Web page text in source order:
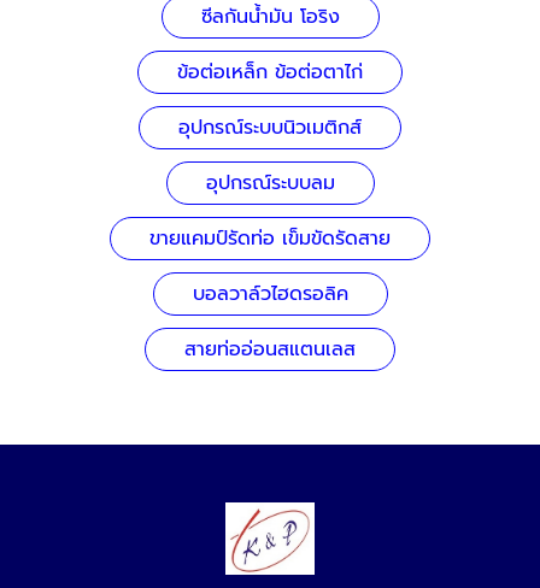
ซีลกันน้ำมัน โอริง
ข้อต่อเหล็ก ข้อต่อตาไก่
อุปกรณ์ระบบนิวเมติกส์
อุปกรณ์ระบบลม
ขายแคมป์รัดท่อ เข็มขัดรัดสาย
บอลวาล์วไฮดรอลิค
สายท่ออ่อนสแตนเลส